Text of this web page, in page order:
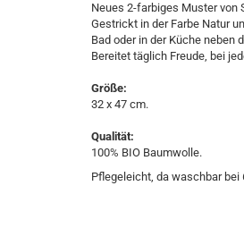
Neues 2-farbiges Muster von
Gestrickt in der Farbe Natur
Bad oder in der Küche neben
Bereitet täglich Freude, bei
Größe:
32 x 47 cm.
Qualität:
100% BIO Baumwolle.
Pflegeleicht, da waschbar bei